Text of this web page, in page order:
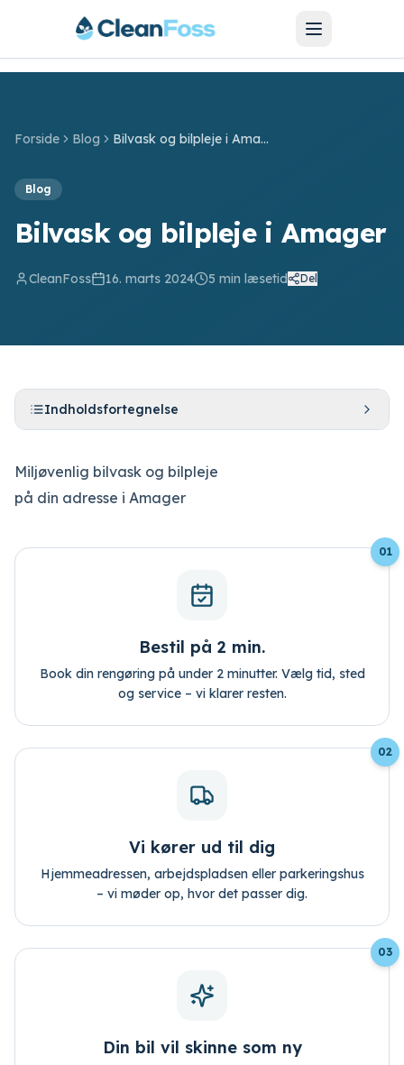
Bilpolering
Hjulskift
Log ind
Forside Blog Bilvask og bilpleje i Amager
Blog
Bilvask og bilpleje i Amager
CleanFoss 16. marts 2024 5 min læsetid Del
Indholdsfortegnelse
Miljøvenlig bilvask og bilpleje
på din adresse i Amager
01
Bestil på 2 min.
Book din rengøring på under 2 minutter. Vælg tid, sted
og service – vi klarer resten.
02
Vi kører ud til dig
Hjemmeadressen, arbejdspladsen eller parkeringshus
– vi møder op, hvor det passer dig.
03
Din bil vil skinne som ny